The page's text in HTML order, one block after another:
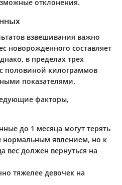
отклонения.
взвешивания важно
новорожденного составляет
в пределах трех
половиной килограммов
показателями.
факторы,
до 1 месяца могут терять
нормальным явлением, но к
вес должен вернуться на
тяжелее девочек на